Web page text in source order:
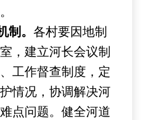
制。 各村要因地制
，建立河长会议制
工作督查制度，定
情况，协调解决河
点问题。健全河道